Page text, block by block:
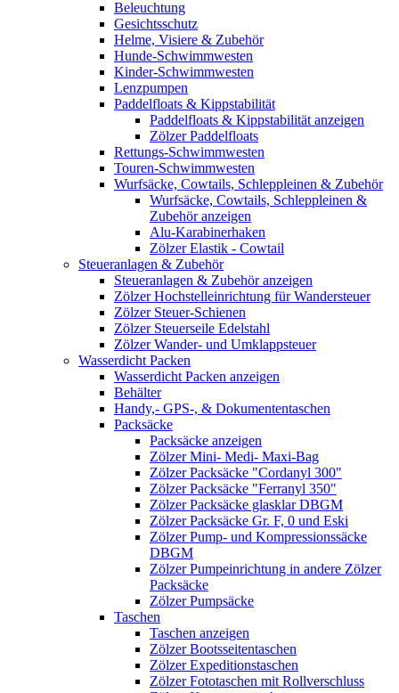
Beleuchtung
Gesichtsschutz
Helme, Visiere & Zubehör
Hunde-Schwimmwesten
Kinder-Schwimmwesten
Lenzpumpen
Paddelfloats & Kippstabilität
Paddelfloats & Kippstabilität anzeigen
Zölzer Paddelfloats
Rettungs-Schwimmwesten
Touren-Schwimmwesten
Wurfsäcke, Cowtails, Schleppleinen & Zubehör
Wurfsäcke, Cowtails, Schleppleinen &
Zubehör anzeigen
Alu-Karabinerhaken
Zölzer Elastik - Cowtail
Steueranlagen & Zubehör
Steueranlagen & Zubehör anzeigen
Zölzer Hochstelleinrichtung für Wandersteuer
Zölzer Steuer-Schienen
Zölzer Steuerseile Edelstahl
Zölzer Wander- und Umklappsteuer
Wasserdicht Packen
Wasserdicht Packen anzeigen
Behälter
Handy,- GPS-, & Dokumententaschen
Packsäcke
Packsäcke anzeigen
Zölzer Mini- Medi- Maxi-Bag
Zölzer Packsäcke "Cordanyl 300"
Zölzer Packsäcke "Ferranyl 350"
Zölzer Packsäcke glasklar DBGM
Zölzer Packsäcke Gr. F, 0 und Eski
Zölzer Pump- und Kompressionssäcke
DBGM
Zölzer Pumpeinrichtung in andere Zölzer
Packsäcke
Zölzer Pumpsäcke
Taschen
Taschen anzeigen
Zölzer Bootsseitentaschen
Zölzer Expeditionstaschen
Zölzer Fototaschen mit Rollverschluss